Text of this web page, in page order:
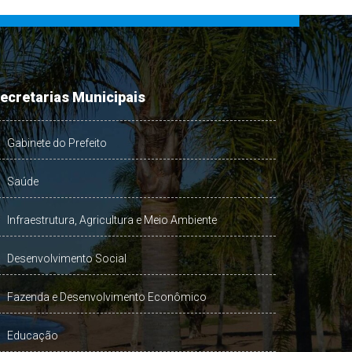
Municipais
Gabinete do Prefeito
Saúde
Infraestrutura, Agricultura e Meio Ambiente
Desenvolvimento Social
Fazenda e Desenvolvimento Econômico
Educação